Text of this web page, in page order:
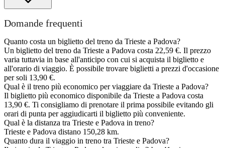
Domande frequenti
Quanto costa un biglietto del treno da Trieste a Padova?
Un biglietto del treno da Trieste a Padova costa 22,59 €. Il prezzo
varia tuttavia in base all'anticipo con cui si acquista il biglietto e
all'orario di viaggio. È possibile trovare biglietti a prezzi d'occasione
per soli 13,90 €.
Qual è il treno più economico per viaggiare da Trieste a Padova?
Il biglietto più economico disponibile da Trieste a Padova costa
13,90 €. Ti consigliamo di prenotare il prima possibile evitando gli
orari di punta per aggiudicarti il biglietto più conveniente.
Qual è la distanza tra Trieste e Padova in treno?
Trieste e Padova distano 150,28 km.
Quanto dura il viaggio in treno tra Trieste e Padova?